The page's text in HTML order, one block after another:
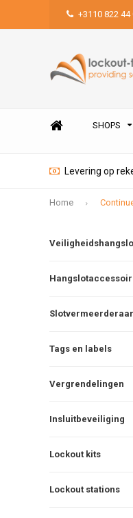
+3110 822 44
SHOPS
Levering op
Home
Tags en labels
Vergrendelingen
Insluitbeveiliging
Lockout kits
Lockout stations